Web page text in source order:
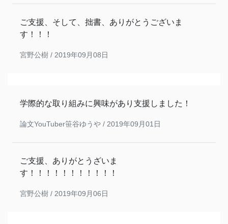
ご支援、そして、拙書、ありがとうございま
す！！！
宮野公樹 / 2019年09月08日
学際的な取り組みに興味があり支援しました！
論文YouTuber笹谷ゆうや / 2019年09月01日
ご支援、ありがとうざいま
す！！！！！！！！！！！
宮野公樹 / 2019年09月06日